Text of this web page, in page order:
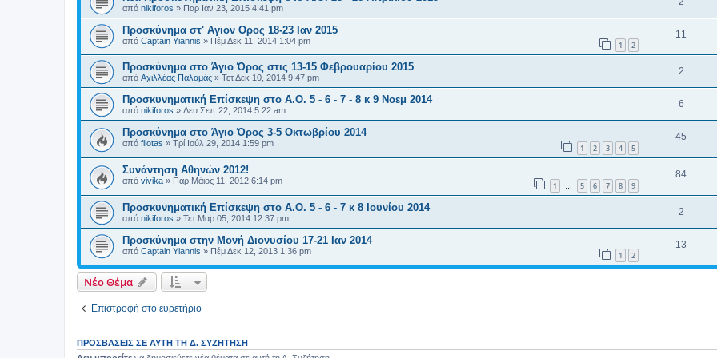
από nikiforos » Παρ Ιαν 23, 2015 4:41 pm
Προσκύνημα στ' Αγιον Ορος 18-23 Ιαν 2015
από Captain Yiannis » Πέμ Δεκ 11, 2014 1:04 pm 1 2
11
Προσκύνημα στο Άγιο Όρος στις 13-15 Φεβρουαρίου 2015
από Αχιλλέας Παλαμάς » Τετ Δεκ 10, 2014 9:47 pm
2
Προσκυνηματική Επίσκεψη στο Α.Ο. 5 - 6 - 7 - 8 κ 9 Νοεμ 2014
από nikiforos » Δευ Σεπ 22, 2014 5:22 am
6
Προσκύνημα στο Άγιο Όρος 3-5 Οκτωβρίου 2014
από filotas » Τρί Ιούλ 29, 2014 1:59 pm 1 2 3 4 5
45
Συνάντηση Αθηνών 2012!
από vivika » Παρ Μάιος 11, 2012 6:14 pm 1 … 5 6 7 8 9
84
Προσκυνηματική Επίσκεψη στο Α.Ο. 5 - 6 - 7 κ 8 Ιουνίου 2014
από nikiforos » Τετ Μαρ 05, 2014 12:37 pm
2
Προσκύνημα στην Μονή Διονυσίου 17-21 Ιαν 2014
από Captain Yiannis » Πέμ Δεκ 12, 2013 1:36 pm 1 2
13
Νέο Θέμα
Επιστροφή στο ευρετήριο
ΠΡΟΣΒΆΣΕΙΣ ΣΕ ΑΥΤΉ ΤΗ Δ. ΣΥΖΉΤΗΣΗ